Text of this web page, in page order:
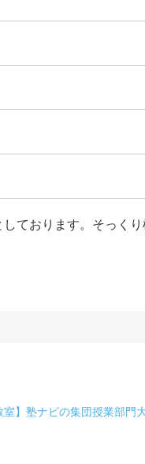
ております。そっく
室】塾ナビの集団授業部